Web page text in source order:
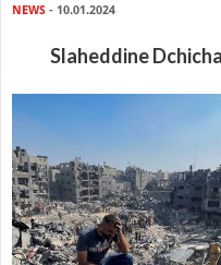
NEWS - 10.01.2024
Slaheddine